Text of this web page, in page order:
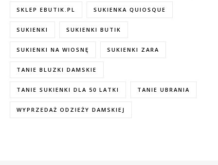
SKLEP EBUTIK.PL SUKIENKA QUIOSQUE
SUKIENKI SUKIENKI BUTIK
SUKIENKI NA WIOSNĘ SUKIENKI ZARA
TANIE BLUZKI DAMSKIE
TANIE SUKIENKI DLA 50 LATKI TANIE UBRANIA
WYPRZEDAŻ ODZIEŻY DAMSKIEJ